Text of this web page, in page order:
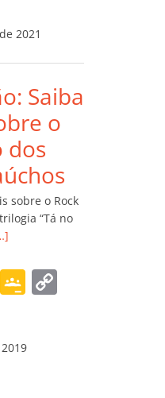
gl
e
Cl
a
ss
ro
o
m
Li
n
k
2021
Saiba
o
dos
sobre o Rock
“Tá no
Li G
gl